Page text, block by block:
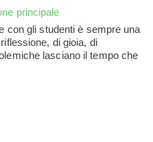
principale
con gli studenti è sempre una
di gioia, di
lasciano il tempo che